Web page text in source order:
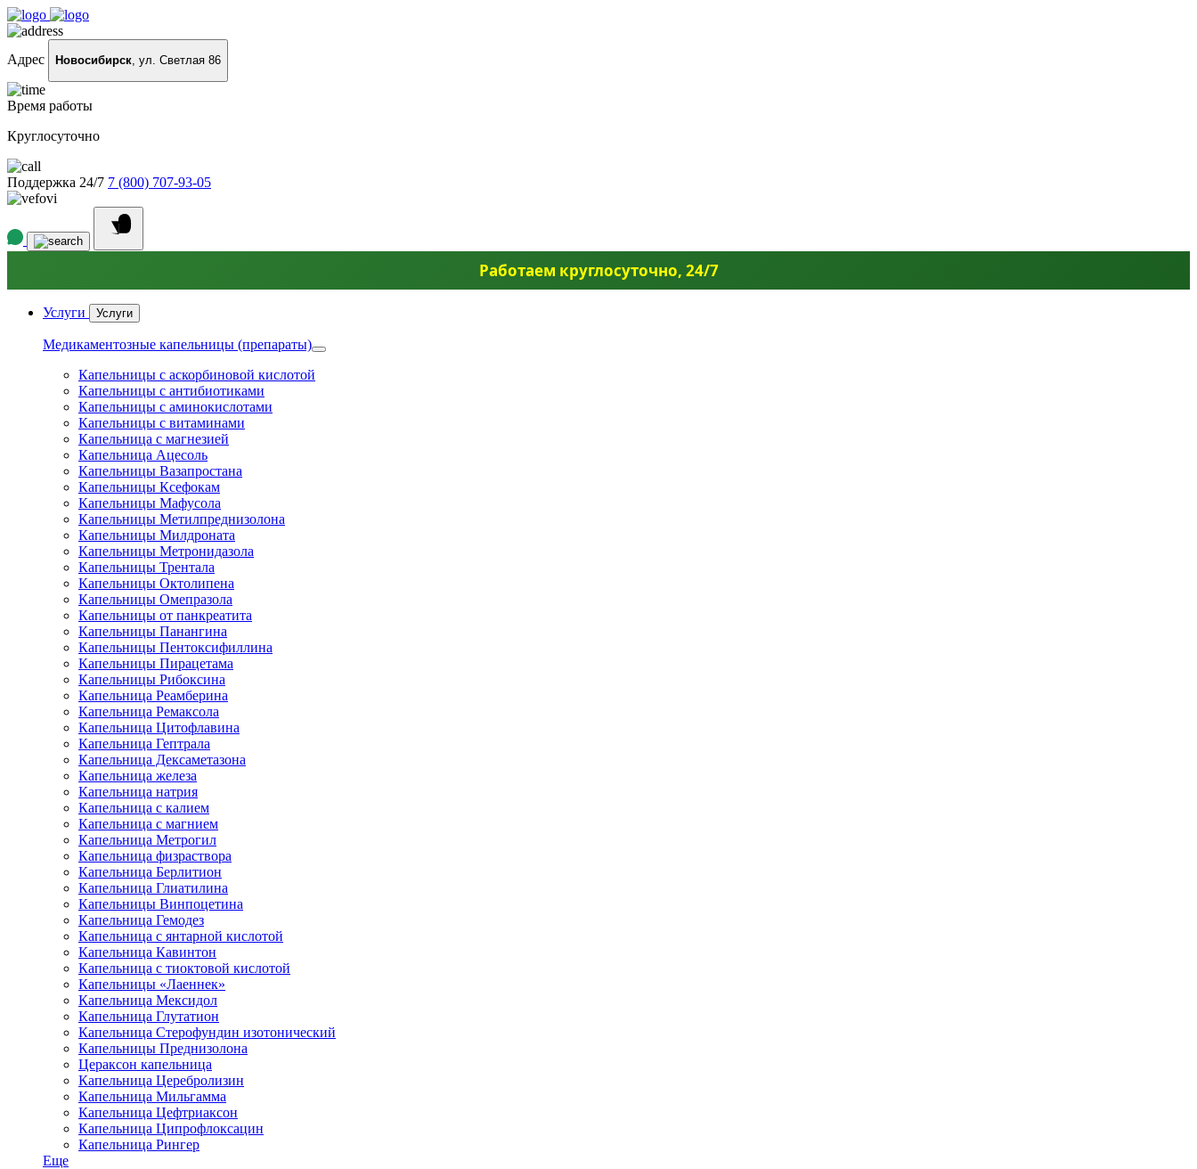
Адрес Новосибирск, ул. Светлая 86
Время работы
Круглосуточно
Поддержка 24/7 7 (800) 707-93-05
Работаем круглосуточно, 24/7
Услуги Услуги
Медикаментозные капельницы (препараты)
Капельницы с аскорбиновой кислотой
Капельницы с антибиотиками
Капельницы с аминокислотами
Капельницы с витаминами
Капельница с магнезией
Капельница Ацесоль
Капельницы Вазапростана
Капельницы Ксефокам
Капельницы Мафусола
Капельницы Метилпреднизолона
Капельницы Милдроната
Капельницы Метронидазола
Капельницы Трентала
Капельницы Октолипена
Капельницы Омепразола
Капельницы от панкреатита
Капельницы Панангина
Капельницы Пентоксифиллина
Капельницы Пирацетама
Капельницы Рибоксина
Капельница Реамберина
Капельница Ремаксола
Капельница Цитофлавина
Капельница Гептрала
Капельница Дексаметазона
Капельница железа
Капельница натрия
Капельница с калием
Капельница с магнием
Капельница Метрогил
Капельница физраствора
Капельница Берлитион
Капельница Глиатилина
Капельницы Винпоцетина
Капельница Гемодез
Капельница с янтарной кислотой
Капельница Кавинтон
Капельница с тиоктовой кислотой
Капельницы «Лаеннек»
Капельница Мексидол
Капельница Глутатион
Капельница Стерофундин изотонический
Капельницы Преднизолона
Цераксон капельница
Капельница Церебролизин
Капельница Мильгамма
Капельница Цефтриаксон
Капельница Ципрофлоксацин
Капельница Рингер
Еще